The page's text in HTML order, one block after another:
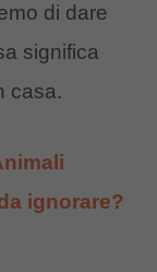
di dare
significa
casa.
ignorare?